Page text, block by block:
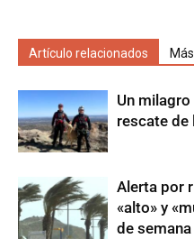
Artículo relacionados
Un milagro
rescate de
Alerta por
«alto» y
de semana